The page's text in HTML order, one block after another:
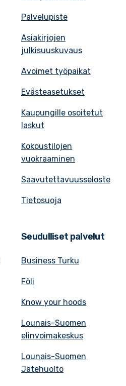
Palvelupiste
Asiakirjojen
julkisuuskuvaus
Avoimet työpaikat
Evästeasetukset
Kaupungille osoitetut
laskut
Kokoustilojen
vuokraaminen
Saavutettavuusseloste
Tietosuoja
Seudulliset palvelut
Business Turku
Föli
Know your hoods
Lounais-Suomen
elinvoimakeskus
Lounais-Suomen
Jätehuolto